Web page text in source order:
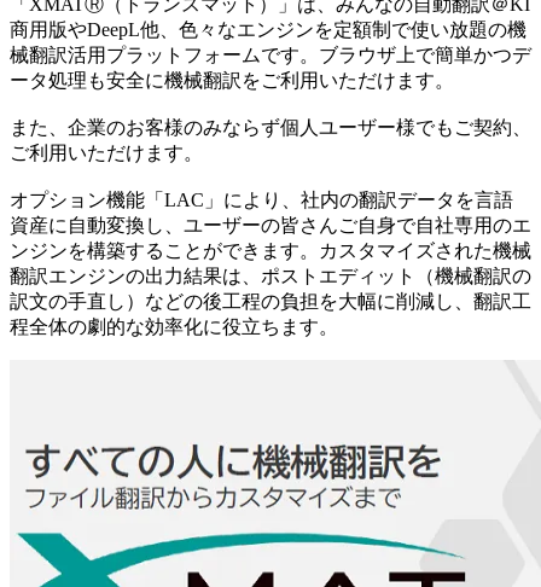
「XMATⓇ（トランスマット）」は、みんなの自動翻訳＠KI
商用版やDeepL他、色々なエンジンを定額制で使い放題の機
械翻訳活用プラットフォームです。ブラウザ上で簡単かつデ
ータ処理も安全に機械翻訳をご利用いただけます。
また、企業のお客様のみならず個人ユーザー様でもご契約、
ご利用いただけます。
オプション機能「LAC」により、社内の翻訳データを言語
資産に自動変換し、ユーザーの皆さんご自身で自社専用のエ
ンジンを構築することができます。カスタマイズされた機械
翻訳エンジンの出力結果は、ポストエディット（機械翻訳の
訳文の手直し）などの後工程の負担を大幅に削減し、翻訳工
程全体の劇的な効率化に役立ちます。